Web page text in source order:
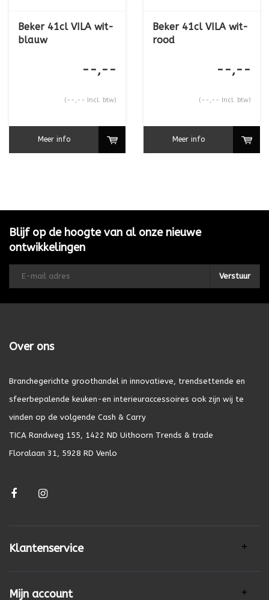
Beker 41cl VILA wit-
blauw
--,--
(--,-- Incl. btw)
Meer info
Beker 41cl VILA wit-
rood
--,--
(--,-- Incl. btw)
Meer info
Blijf op de hoogte van al onze nieuwe
ontwikkelingen
Verstuur
Over ons
Branchegerichte groothandel in innovatieve, trendsettende en
sfeerbepalende keuken-en interieuraccessoires ook zijn wij te
vinden op de volgende Cash & Carry
TICA Randweg 155, 1422 ND Uithoorn Trends & trade
Floralaan 31, 5928 RD Venlo
Klantenservice
Mijn account